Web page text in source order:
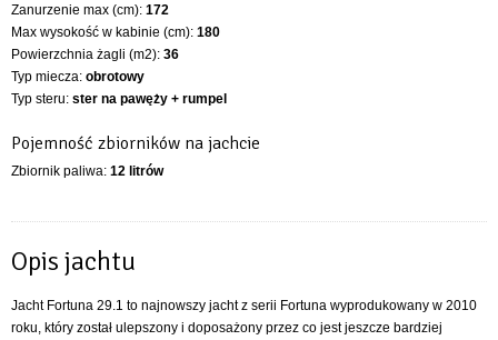
Zanurzenie max (cm): 172
Max wysokość w kabinie (cm): 180
Powierzchnia żagli (m2): 36
Typ miecza: obrotowy
Typ steru: ster na pawęży + rumpel
Pojemność zbiorników na jachcie
Zbiornik paliwa: 12 litrów
Opis jachtu
Jacht Fortuna 29.1 to najnowszy jacht z serii Fortuna wyprodukowany w 2010
roku, który został ulepszony i doposażony przez co jest jeszcze bardziej